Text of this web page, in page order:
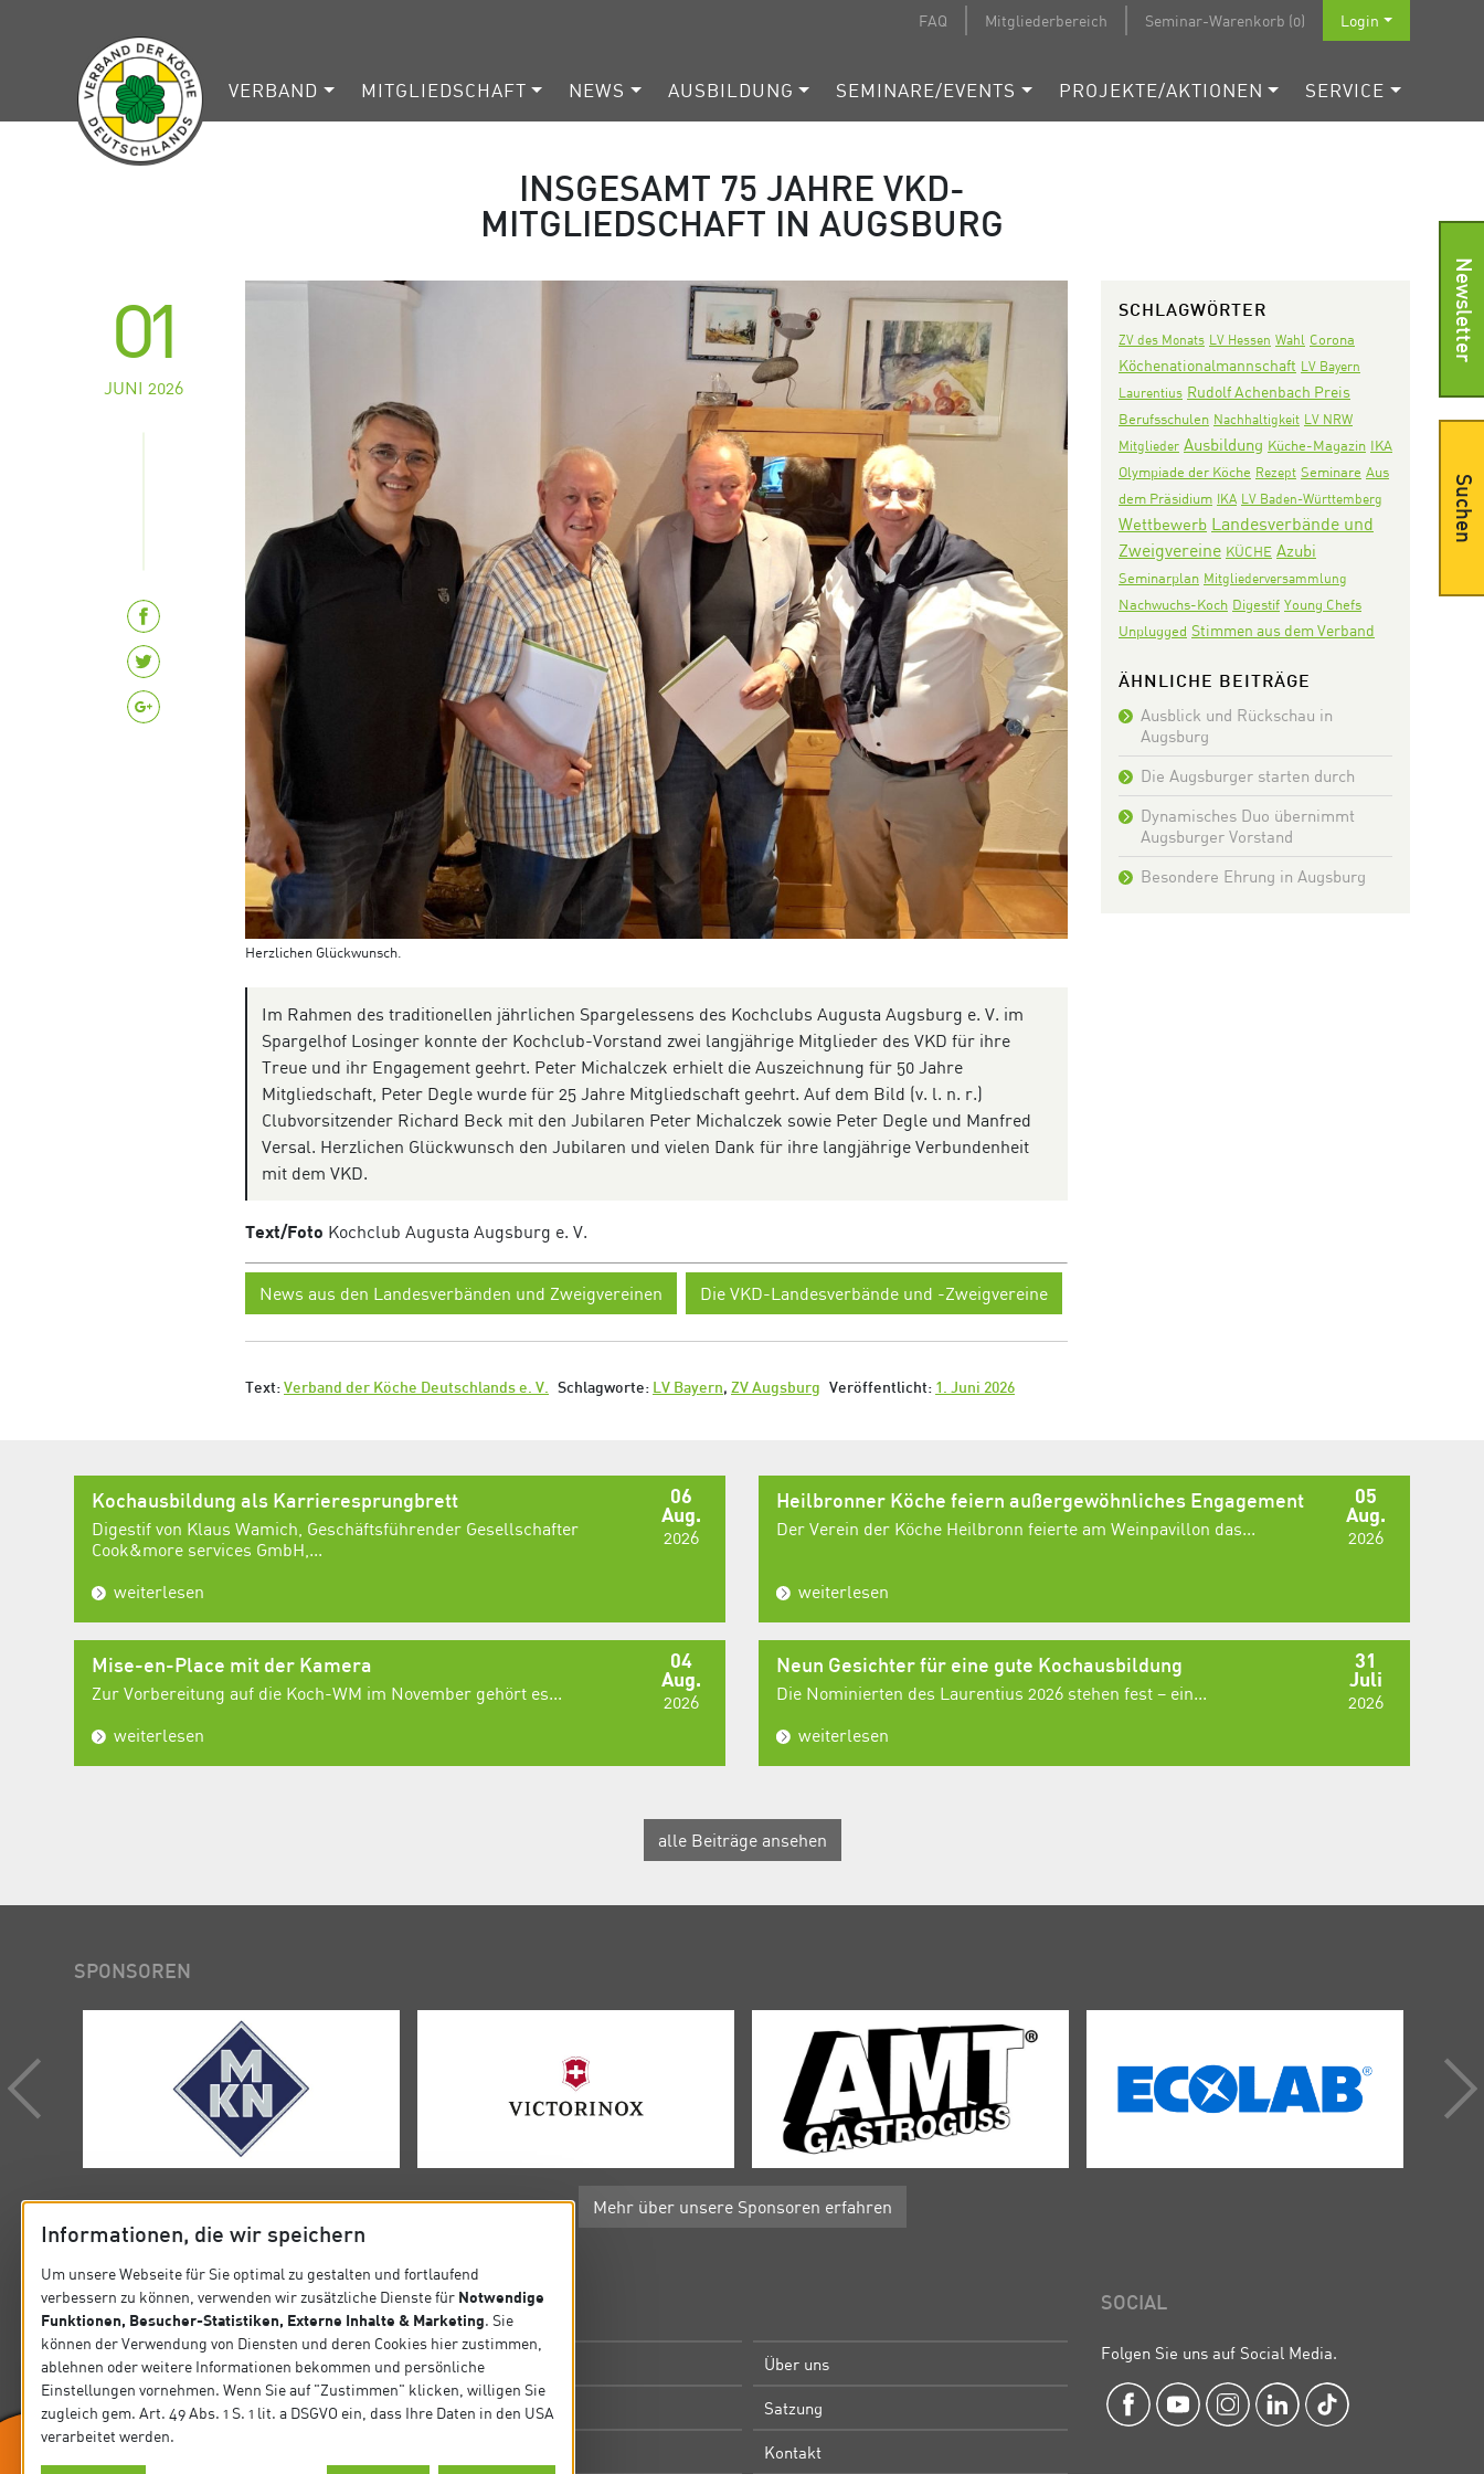
FAQ Mitgliederbereich Seminar-Warenkorb (0) Login
VERBAND MITGLIEDSCHAFT NEWS AUSBILDUNG SEMINARE/EVENTS PROJEKTE/AKTIONEN SERVICE
INSGESAMT 75 JAHRE VKD-
MITGLIEDSCHAFT IN AUGSBURG
01
JUNI 2026
Herzlichen Glückwunsch.
Im Rahmen des traditionellen jährlichen Spargelessens des Kochclubs Augusta Augsburg e. V. im
Spargelhof Losinger konnte der Kochclub-Vorstand zwei langjährige Mitglieder des VKD für ihre
Treue und ihr Engagement geehrt. Peter Michalczek erhielt die Auszeichnung für 50 Jahre
Mitgliedschaft, Peter Degle wurde für 25 Jahre Mitgliedschaft geehrt. Auf dem Bild (v. l. n. r.)
Clubvorsitzender Richard Beck mit den Jubilaren Peter Michalczek sowie Peter Degle und Manfred
Versal. Herzlichen Glückwunsch den Jubilaren und vielen Dank für ihre langjährige Verbundenheit
mit dem VKD.
Text/Foto Kochclub Augusta Augsburg e. V.
News aus den Landesverbänden und Zweigvereinen Die VKD-Landesverbände und -Zweigvereine
Text: Verband der Köche Deutschlands e. V. Schlagworte: LV Bayern, ZV Augsburg Veröffentlicht: 1. Juni 2026
SCHLAGWÖRTER
ZV des Monats LV Hessen Wahl Corona
Köchenationalmannschaft LV Bayern
Laurentius Rudolf Achenbach Preis
Berufsschulen Nachhaltigkeit LV NRW
Mitglieder Ausbildung Küche-Magazin IKA
Olympiade der Köche Rezept Seminare Aus
dem Präsidium IKA LV Baden-Württemberg
Wettbewerb Landesverbände und
Zweigvereine KÜCHE Azubi
Seminarplan Mitgliederversammlung
Nachwuchs-Koch Digestif Young Chefs
Unplugged Stimmen aus dem Verband
ÄHNLICHE BEITRÄGE
Ausblick und Rückschau in
Augsburg
Die Augsburger starten durch
Dynamisches Duo übernimmt
Augsburger Vorstand
Besondere Ehrung in Augsburg
06
Aug.
2026
Kochausbildung als Karrieresprungbrett
Digestif von Klaus Wamich, Geschäftsführender Gesellschafter
Cook&more services GmbH,...
weiterlesen
05
Aug.
2026
Heilbronner Köche feiern außergewöhnliches Engagement
Der Verein der Köche Heilbronn feierte am Weinpavillon das...
weiterlesen
04
Aug.
2026
Mise-en-Place mit der Kamera
Zur Vorbereitung auf die Koch-WM im November gehört es...
weiterlesen
31
Juli
2026
Neun Gesichter für eine gute Kochausbildung
Die Nominierten des Laurentius 2026 stehen fest – ein...
weiterlesen
alle Beiträge ansehen
Newsletter
Suchen
SPONSOREN
Mehr über unsere Sponsoren erfahren
KONTAKT
Verband der Köche Deutschlands e.V.
Steinlestraße 32 60596 Frankfurt
Tel. +49 69 63 0006-0
Fax +49 69 63 0006-10
E-Mail: koeche@vkd.com
SITEMAP
Startseite Über uns
Präsidium Satzung
Kontakt
SOCIAL
Folgen Sie uns auf Social Media.
Informationen, die wir speichern
Um unsere Webseite für Sie optimal zu gestalten und fortlaufend
verbessern zu können, verwenden wir zusätzliche Dienste für Notwendige
Funktionen, Besucher-Statistiken, Externe Inhalte & Marketing. Sie
können der Verwendung von Diensten und deren Cookies hier zustimmen,
ablehnen oder weitere Informationen bekommen und persönliche
Einstellungen vornehmen. Wenn Sie auf "Zustimmen" klicken, willigen Sie
zugleich gem. Art. 49 Abs. 1 S. 1 lit. a DSGVO ein, dass Ihre Daten in den USA
verarbeitet werden.